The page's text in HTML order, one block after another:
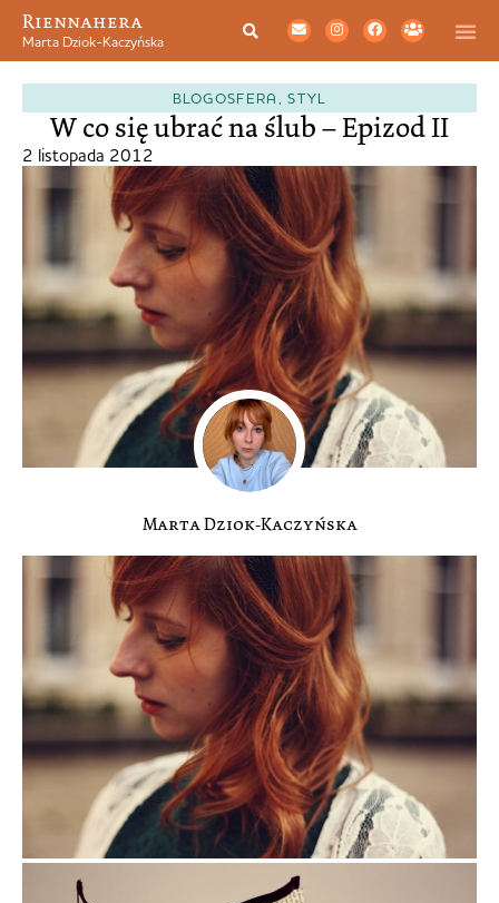
Riennahera
Marta Dziok-Kaczyńska
BLOGOSFERA ,STYL
W co się ubrać na ślub – Epizod II
2 listopada 2012
Marta Dziok-Kaczyńska